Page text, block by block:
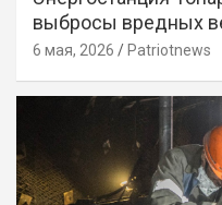
выбросы вредных
6 мая, 2026 Patriotnews